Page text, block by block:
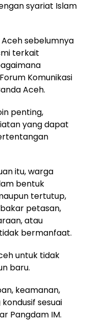
syariat Islam
sebelumnya
terkait
Komunikasi
Aceh.
penting,
yang dapat
itu, warga
bentuk
tertutup,
petasan,
atau
bermanfaat.
untuk tidak
baru.
keamanan,
sesuai
Pangdam IM.